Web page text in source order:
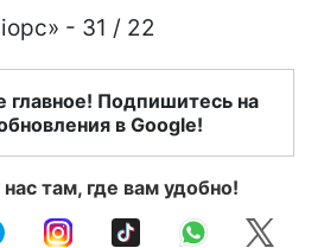
- 31 / 22
главное! Подпишитесь на
в Google!
там, где вам удобно!